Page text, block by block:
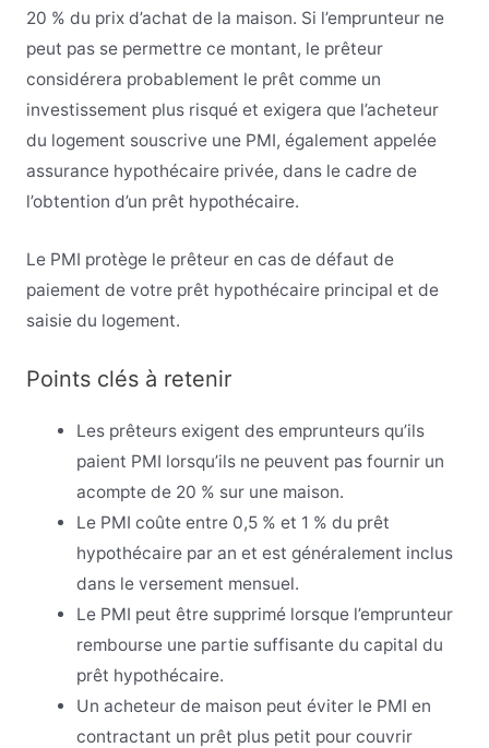
20 % du prix d’achat de la maison. Si l’emprunteur ne
peut pas se permettre ce montant, le prêteur
considérera probablement le prêt comme un
investissement plus risqué et exigera que l’acheteur
du logement souscrive une PMI, également appelée
assurance hypothécaire privée, dans le cadre de
l’obtention d’un prêt hypothécaire.
Le PMI protège le prêteur en cas de défaut de
paiement de votre prêt hypothécaire principal et de
saisie du logement.
Points clés à retenir
Les prêteurs exigent des emprunteurs qu’ils
paient PMI lorsqu’ils ne peuvent pas fournir un
acompte de 20 % sur une maison.
Le PMI coûte entre 0,5 % et 1 % du prêt
hypothécaire par an et est généralement inclus
dans le versement mensuel.
Le PMI peut être supprimé lorsque l’emprunteur
rembourse une partie suffisante du capital du
prêt hypothécaire.
Un acheteur de maison peut éviter le PMI en
contractant un prêt plus petit pour couvrir